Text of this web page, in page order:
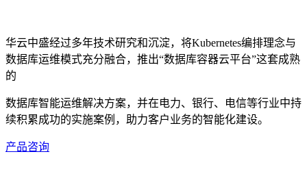
华云中盛经过多年技术研究和沉淀，将Kubernetes编排理念与
数据库运维模式充分融合，推出“数据库容器云平台”这套成熟
的
数据库智能运维解决方案，并在电力、银行、电信等行业中持
续积累成功的实施案例，助力客户业务的智能化建设。
产品咨询